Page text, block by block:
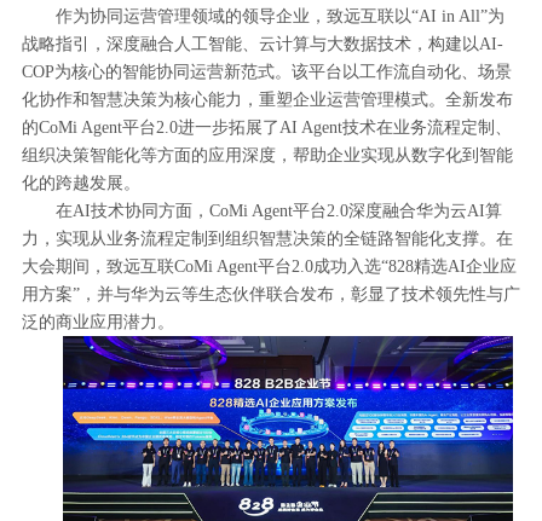
作为协同运营管理领域的领导企业，致远互联以“AI in All”为
战略指引，深度融合人工智能、云计算与大数据技术，构建以AI-
COP为核心的智能协同运营新范式。该平台以工作流自动化、场景
化协作和智慧决策为核心能力，重塑企业运营管理模式。全新发布
的CoMi Agent平台2.0进一步拓展了AI Agent技术在业务流程定制、
组织决策智能化等方面的应用深度，帮助企业实现从数字化到智能
化的跨越发展。
在AI技术协同方面，CoMi Agent平台2.0深度融合华为云AI算
力，实现从业务流程定制到组织智慧决策的全链路智能化支撑。在
大会期间，致远互联CoMi Agent平台2.0成功入选“828精选AI企业应
用方案”，并与华为云等生态伙伴联合发布，彰显了技术领先性与广
泛的商业应用潜力。